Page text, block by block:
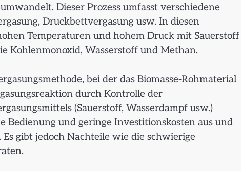
Dieser Prozess umfasst verschiedene
Druckbettvergasung usw. In diesen
Temperaturen und hohem Druck mit Sauerstoff
Kohlenmonoxid, Wasserstoff und Methan.
bei der das Biomasse-Rohmaterial
durch Kontrolle der
(Sauerstoff, Wasserdampf usw.)
Bedienung und geringe Investitionskosten aus und
gibt jedoch Nachteile wie die schwierige